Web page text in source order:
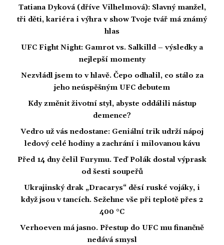
Tatiana Dyková (dříve Vilhelmová): Slavný manžel,
tři děti, kariéra i výhra v show Tvoje tvář má známý
hlas
UFC Fight Night: Gamrot vs. Salkilld – výsledky a
nejlepší momenty
Nezvládl jsem to v hlavě. Čepo odhalil, co stálo za
jeho neúspěšným UFC debutem
Kdy změnit životní styl, abyste oddálili nástup
demence?
Vedro už vás nedostane: Geniální trik udrží nápoj
ledový celé hodiny a zachrání i milovanou kávu
Před 14 dny čelil Furymu. Teď Polák dostal výprask
od šesti soupeřů
Ukrajinský drak „Dracarys“ děsí ruské vojáky, i
když jsou v tancích. Sežehne vše při teplotě přes 2
400 °C
Verhoeven má jasno. Přestup do UFC mu finančně
nedává smysl